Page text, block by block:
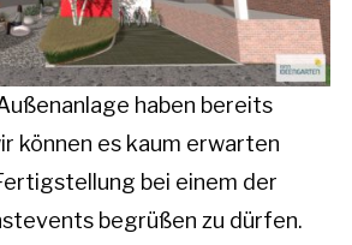
haben bereits
können es kaum erwarten
bei einem der
begrüßen zu dürfen.